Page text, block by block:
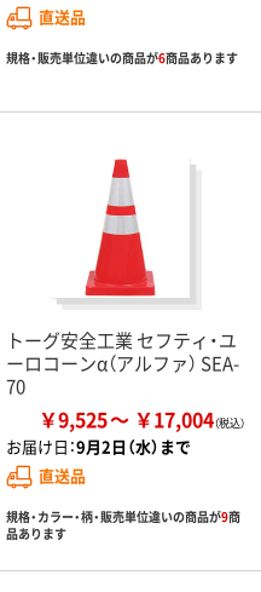
直送品
規格・販売単位違いの商品が6商品あります
トーグ安全工業 セフティ・ユ
ーロコーンα（アルファ） SEA-
70
￥9,525 ￥17,004
お届け日：9月2日（水）まで
直送品
規格・カラー・柄・販売単位違いの商品が9商
品あります